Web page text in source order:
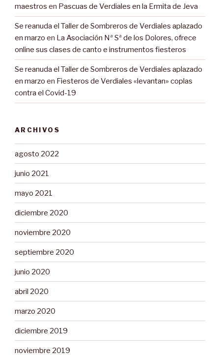
maestros en Pascuas de Verdiales en la Ermita de Jeva
Se reanuda el Taller de Sombreros de Verdiales aplazado
en marzo en La Asociación Nª Sª de los Dolores, ofrece
online sus clases de canto e instrumentos fiesteros
Se reanuda el Taller de Sombreros de Verdiales aplazado
en marzo en Fiesteros de Verdiales «levantan» coplas
contra el Covid-19
ARCHIVOS
agosto 2022
junio 2021
mayo 2021
diciembre 2020
noviembre 2020
septiembre 2020
junio 2020
abril 2020
marzo 2020
diciembre 2019
noviembre 2019